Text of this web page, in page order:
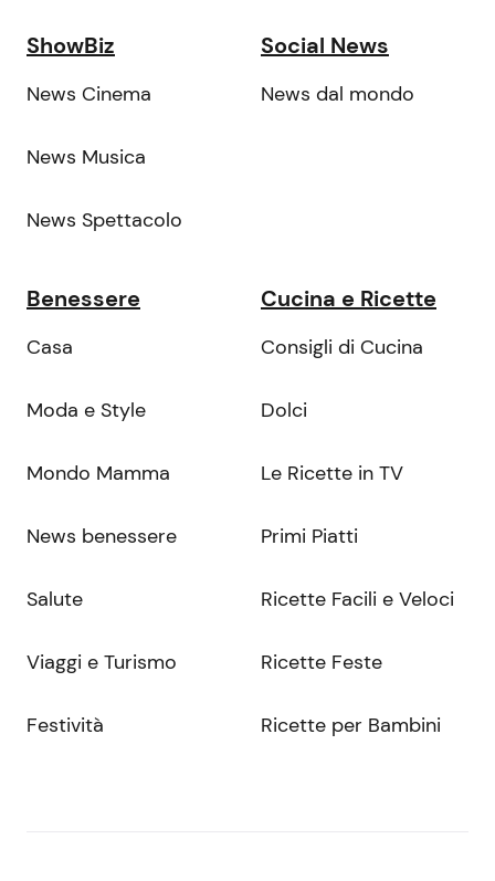
ShowBiz
News Cinema
News Musica
News Spettacolo
Social News
News dal mondo
Benessere
Casa
Moda e Style
Mondo Mamma
News benessere
Salute
Viaggi e Turismo
Festività
Cucina e Ricette
Consigli di Cucina
Dolci
Le Ricette in TV
Primi Piatti
Ricette Facili e Veloci
Ricette Feste
Ricette per Bambini